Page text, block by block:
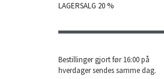
LAGERSALG 20 %
Bestillinger gjort før 16:00 på
hverdager sendes samme dag.